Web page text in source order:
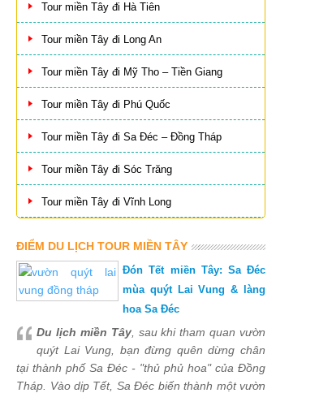
Tour miền Tây đi Hà Tiên
Tour miền Tây đi Long An
Tour miền Tây đi Mỹ Tho – Tiền Giang
Tour miền Tây đi Phú Quốc
Tour miền Tây đi Sa Đéc – Đồng Tháp
Tour miền Tây đi Sóc Trăng
Tour miền Tây đi Vĩnh Long
ĐIỂM DU LỊCH TOUR MIỀN TÂY
Đón Tết miền Tây: Sa Đéc
mùa quýt Lai Vung & làng
hoa Sa Đéc
Du lịch miền Tây, sau khi tham quan vườn
quýt Lai Vung, bạn đừng quên dừng chân
tại thành phố Sa Đéc - "thủ phủ hoa" của Đồng
Tháp. Vào dịp Tết, Sa Đéc biến thành một vườn